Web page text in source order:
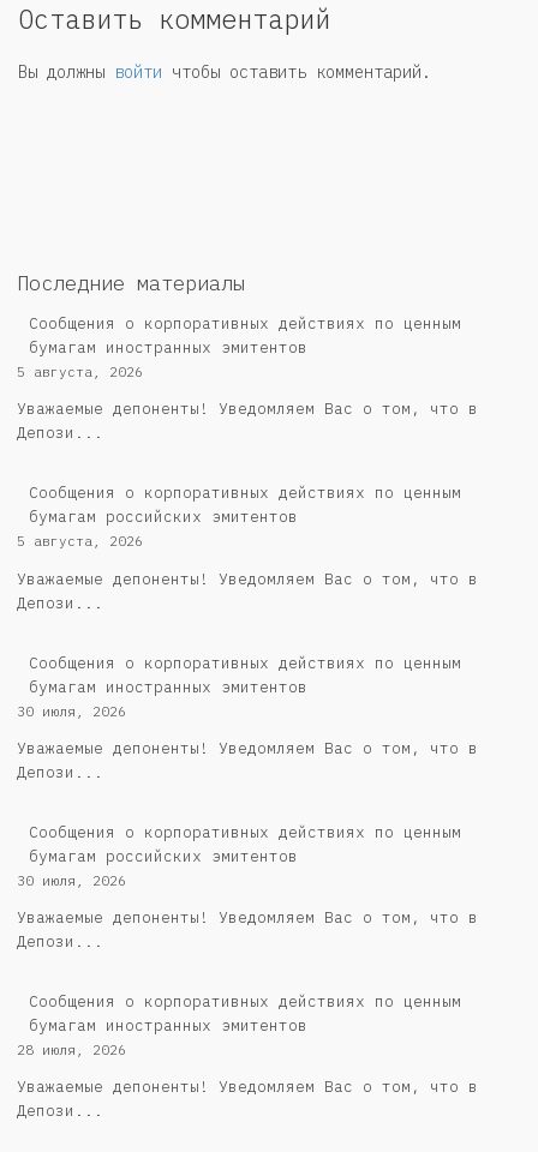
Оставить комментарий
Вы должны войти чтобы оставить комментарий.
Последние материалы
Сообщения о корпоративных действиях по ценным
бумагам иностранных эмитентов
5 августа, 2026
Уважаемые депоненты! Уведомляем Вас о том, что в
Депози...
Cообщения о корпоративных действиях по ценным
бумагам российских эмитентов
5 августа, 2026
Уважаемые депоненты! Уведомляем Вас о том, что в
Депози...
Сообщения о корпоративных действиях по ценным
бумагам иностранных эмитентов
30 июля, 2026
Уважаемые депоненты! Уведомляем Вас о том, что в
Депози...
Cообщения о корпоративных действиях по ценным
бумагам российских эмитентов
30 июля, 2026
Уважаемые депоненты! Уведомляем Вас о том, что в
Депози...
Сообщения о корпоративных действиях по ценным
бумагам иностранных эмитентов
28 июля, 2026
Уважаемые депоненты! Уведомляем Вас о том, что в
Депози...